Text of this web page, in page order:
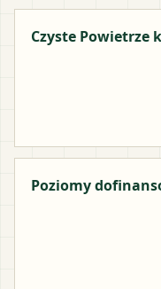
Czyste Powietrze
Poziomy